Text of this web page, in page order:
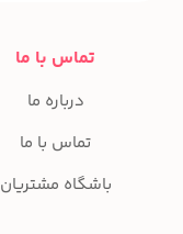
تماس با ما
درباره ما
تماس با ما
باشگاه مشتریان